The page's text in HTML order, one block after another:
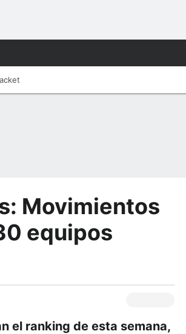
Movimientos
equipos
el ranking de esta semana,